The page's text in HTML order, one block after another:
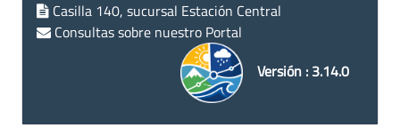
Casilla 140, sucursal Estación Central
Consultas sobre nuestro Portal
Versión : 3.14.0